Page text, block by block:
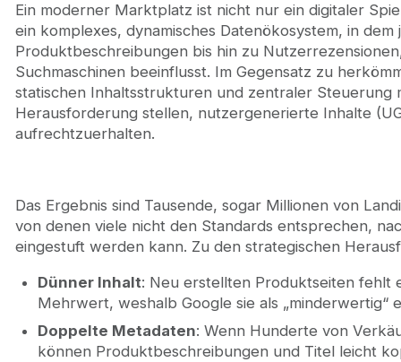
Ein moderner Marktplatz ist nicht nur ein digitaler
ein komplexes, dynamisches Datenökosystem, in
Produktbeschreibungen bis hin zu
Suchmaschinen beeinflusst. Im Gegensatz zu
statischen Inhaltsstrukturen und zentraler Steuerung
Herausforderung stellen, nutzergenerierte Inhalte
aufrechtzuerhalten.
Das Ergebnis sind Tausende, sogar Millionen von
von denen viele nicht den Standards entsprechen,
eingestuft werden kann. Zu den strategischen
Dünner Inhalt: Neu erstellten Produktseiten fehlt
Mehrwert, weshalb Google sie als „minderwertig“
Doppelte Metadaten: Wenn Hunderte von
können Produktbeschreibungen und Titel leicht